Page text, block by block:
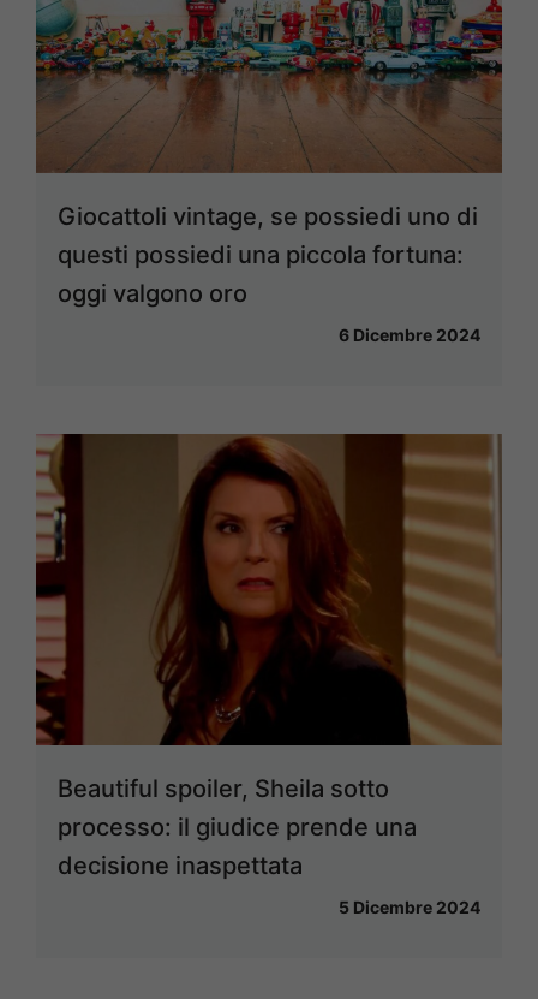
Giocattoli vintage, se possiedi uno di
questi possiedi una piccola fortuna:
oggi valgono oro
6 Dicembre 2024
Beautiful spoiler, Sheila sotto
processo: il giudice prende una
decisione inaspettata
5 Dicembre 2024